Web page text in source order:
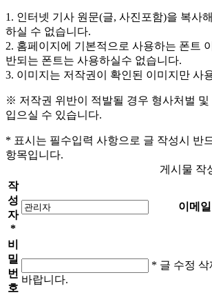
1. 인터넷 기사 원문(글, 사진포함)을 복사
하실 수 없습니다.
2. 홈페이지에 기본적으로 사용하는 폰트
반되는 폰트는 사용하실수 없습니다.
3. 이미지는 저작권이 확인된 이미지만 사
※ 저작권 위반이 적발될 경우 형사처벌 및
입으실 수 있습니다.
* 표시는 필수입력 사항으로 글 작성시 반
항목입니다.
게시물 작
작
성
자
*
이메일
비
밀
번
호
* 글 수정
바랍니다.